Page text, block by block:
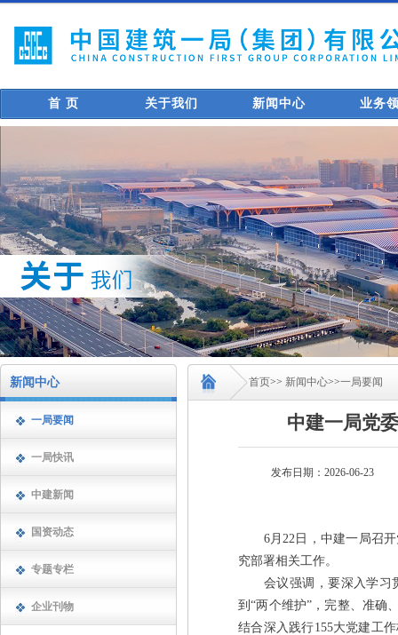
首 页 关于我们 新闻中心 业务
新闻中心
一局要闻
一局快讯
中建新闻
国资动态
专题专栏
企业刊物
首页>> 新闻中心>>一局要闻
中建一局党
发布日期：2026-06-23
6月22日，中建一局召开
究部署相关工作。
会议强调，要深入学习贯
到“两个维护”，完整、准确
结合深入践行155大党建工